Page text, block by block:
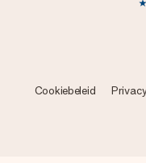
Cookiebeleid